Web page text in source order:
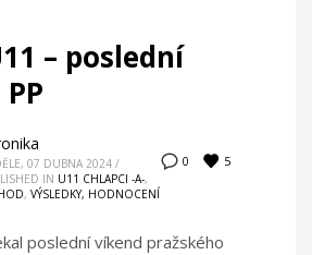
– poslední
0 5
07 DUBNA 2024 /
IN U11 CHLAPCI -A-,
, VÝSLEDKY, HODNOCENÍ
poslední víkend pražského